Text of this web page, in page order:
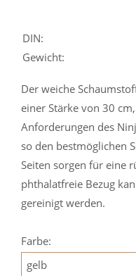
DIN:
Gewicht:
Der weiche
einer Stärke von 30
Anforderungen des
so den bestmöglichen
Seiten sorgen für eine
phthalatfreie Bezug
gereinigt werden.
Farbe: